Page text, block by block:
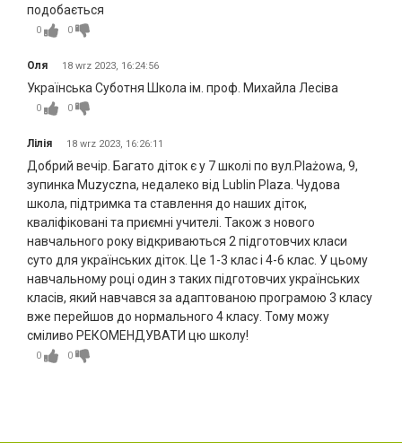
подобається
0 0
Оля 18 wrz 2023, 16:24:56
Українська Суботня Школа ім. проф. Михайла Лесіва
0 0
Лілія 18 wrz 2023, 16:26:11
Добрий вечір. Багато діток є у 7 школі по вул.Plażowa, 9,
зупинка Muzyczna, недалеко від Lublin Plaza. Чудова
школа, підтримка та ставлення до наших діток,
кваліфіковані та приємні учителі. Також з нового
навчального року відкриваються 2 підготовчих класи
суто для українських діток. Це 1-3 клас і 4-6 клас. У цьому
навчальному році один з таких підготовчих українських
класів, який навчався за адаптованою програмою 3 класу
вже перейшов до нормального 4 класу. Тому можу
сміливо РЕКОМЕНДУВАТИ цю школу!
0 0